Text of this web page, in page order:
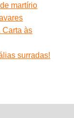
martírio
Carta às
surradas!